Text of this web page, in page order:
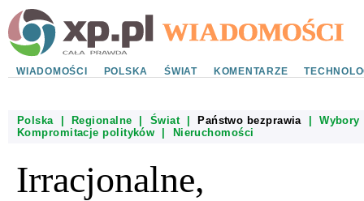
WIADOMOŚCI POLSKA ŚWIAT KOMENTARZE
Polska| Regionalne Świat| Państwo bezprawia|Wybory
Kompromitacje polityków
Nieruchomości
Irracjonalne,